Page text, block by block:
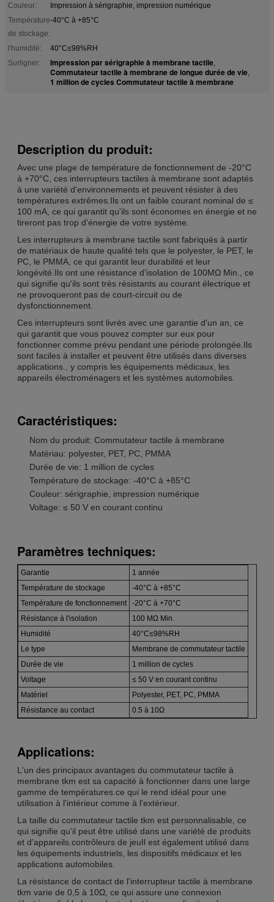
Couleur:
Impression à sérigraphie, impression numérique
Température
de stockage:
-40°C à +85°C
l'humidité:
40°C≤98%RH
Surligner:
Impression par sérigraphie à membrane tactile,
Commutateur tactile à membrane de longue durée de vie,
1 million de cycles Commutateur tactile à membrane
Description du produit:
Avec une plage de température de fonctionnement de -20°C
à +70°C, ces interrupteurs tactiles à membrane sont adaptés
à une variété d'environnements et peuvent résister à des
températures extrêmes.Ils ont un faible courant nominal de ≤
100 mA, ce qui garantit qu'ils sont économes en énergie et ne
tireront pas trop d'énergie de votre système.
Les interrupteurs à membrane tactile sont fabriqués à partir
de matériaux de haute qualité tels que le polyester, le PET, le
PC, le PMMA, ce qui garantit leur durabilité et leur
longévité.Ils ont une résistance d'isolation de 100MΩ Min., ce
qui signifie qu'ils sont très résistants au courant électrique et
ne provoqueront pas de court-circuit ou de
dysfonctionnement.
Ces interrupteurs sont livrés avec une garantie d'un an, ce
qui garantit que vous pouvez compter sur eux pour
fonctionner comme prévu pendant une période prolongée.Ils
sont faciles à installer et peuvent être utilisés dans diverses
applications., y compris les équipements médicaux, les
appareils électroménagers et les systèmes automobiles.
Caractéristiques:
Nom du produit: Commutateur tactile à membrane
Matériau: polyester, PET, PC, PMMA
Durée de vie: 1 million de cycles
Température de stockage: -40°C à +85°C
Couleur: sérigraphie, impression numérique
Voltage: ≤ 50 V en courant continu
Paramètres techniques:
Garantie
1 année
Température de stockage
-40°C à +85°C
Température de fonctionnement
-20°C à +70°C
Résistance à l'isolation
100 MΩ Min.
Humidité
40°C≤98%RH
Le type
Membrane de commutateur tactile
Durée de vie
1 million de cycles
Voltage
≤ 50 V en courant continu
Matériel
Polyester, PET, PC, PMMA
Résistance au contact
0.5 à 10Ω
Applications:
L'un des principaux avantages du commutateur tactile à
membrane tkm est sa capacité à fonctionner dans une large
gamme de températures.ce qui le rend idéal pour une
utilisation à l'intérieur comme à l'extérieur.
La taille du commutateur tactile tkm est personnalisable, ce
qui signifie qu'il peut être utilisé dans une variété de produits
et d'appareils.contrôleurs de jeuIl est également utilisé dans
les équipements industriels, les dispositifs médicaux et les
applications automobiles.
La résistance de contact de l'interrupteur tactile à membrane
tkm varie de 0,5 à 10Ω, ce qui assure une connexion